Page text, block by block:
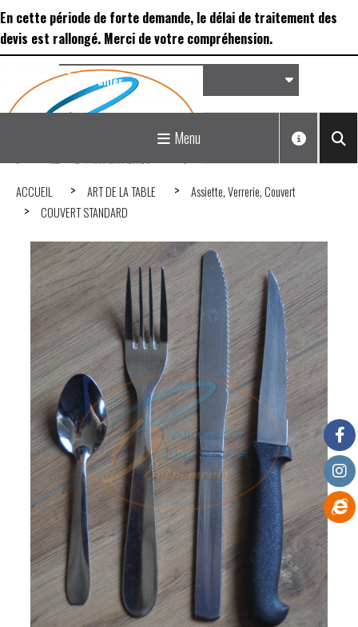
En cette période de forte demande, le délai de traitement des
devis est rallongé. Merci de votre compréhension.
Matériel de réception &
Déco...
Panier
Menu
ACCUEIL ART DE LA TABLE
Assiette, Verrerie, Couvert
COUVERT STANDARD